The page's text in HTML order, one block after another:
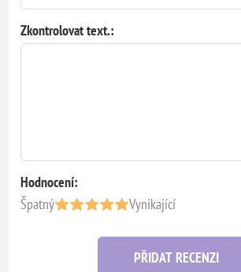
Zkontrolovat text.:
Hodnocení:
Špatný
Vynikající
PŘIDAT RECENZI